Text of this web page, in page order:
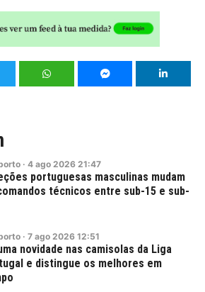
· 4 ago 2026 21:47
portuguesas masculinas mudam
técnicos entre sub-15 e sub-
· 7 ago 2026 12:51
novidade nas camisolas da Liga
e distingue os melhores em